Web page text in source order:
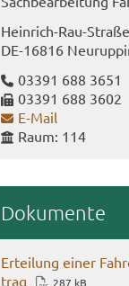
Heinrich-​Rau-
DE-​16816
03391 688 3651
03391 688 3602
E-​Mail
Raum: 114
Do­ku­men­te
Er­tei­lung einer
trag
287 kB